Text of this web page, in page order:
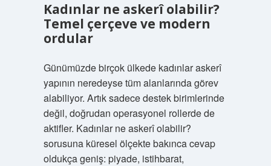
Kadınlar ne askerî olabilir?
Temel çerçeve ve modern
ordular
Günümüzde birçok ülkede kadınlar askerî
yapının neredeyse tüm alanlarında görev
alabiliyor. Artık sadece destek birimlerinde
değil, doğrudan operasyonel rollerde de
aktifler. Kadınlar ne askerî olabilir?
sorusuna küresel ölçekte bakınca cevap
oldukça geniş: piyade, istihbarat,